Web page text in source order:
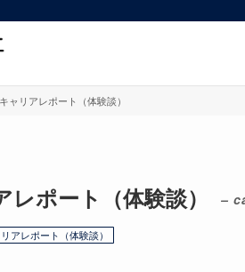
ャリアレポート（体験談）
ポート（体験談） –
アレポート（体験談）